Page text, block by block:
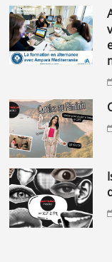
avvene in
isula nuda : l’émission qui vous